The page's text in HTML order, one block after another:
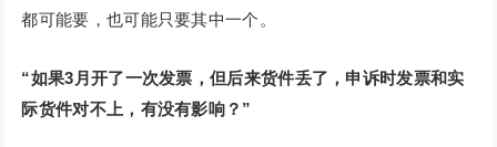
都可能要，也可能只要其中一个。
“如果3月开了一次发票，但后来货件丢了，申诉时发票和实
际货件对不上，有没有影响？”